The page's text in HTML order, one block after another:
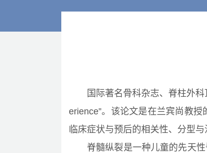
国际著名骨科杂志、脊柱外
erience”。该论文是在兰宾尚教
临床症状与预后的相关性、分型与
脊髓纵裂是一种儿童的先天